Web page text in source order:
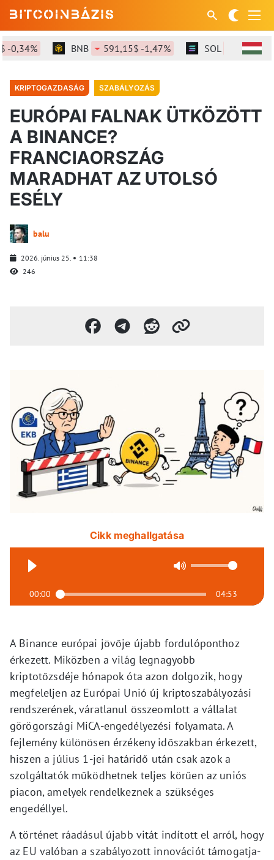
BNB 591,15$ -1,47% SOL 72,96$ -
KRIPTOGAZDASÁG SZABÁLYOZÁS
EURÓPAI FALNAK ÜTKÖZÖTT
A BINANCE?
FRANCIAORSZÁG
MARADHAT AZ UTOLSÓ
ESÉLY
balu
2026. június 25.
11:38
246
Cikk meghallgatása
00:00 04:53
A Binance európai jövője újabb fordulóponthoz
érkezett. Miközben a világ legnagyobb
kriptotőzsdéje hónapok óta azon dolgozik, hogy
megfeleljen az Európai Unió új kriptoszabályozási
rendszerének, váratlanul összeomlott a vállalat
görögországi MiCA-engedélyezési folyamata. A
fejlemény különösen érzékeny időszakban érkezett,
hiszen a július 1-jei határidő után csak azok a
szolgáltatók működhetnek teljes körűen az uniós
piacon, amelyek rendelkeznek a szükséges
engedéllyel.
A történet ráadásul újabb vitát indított el arról, hogy
az EU valóban a szabályozott innovációt támogatja-